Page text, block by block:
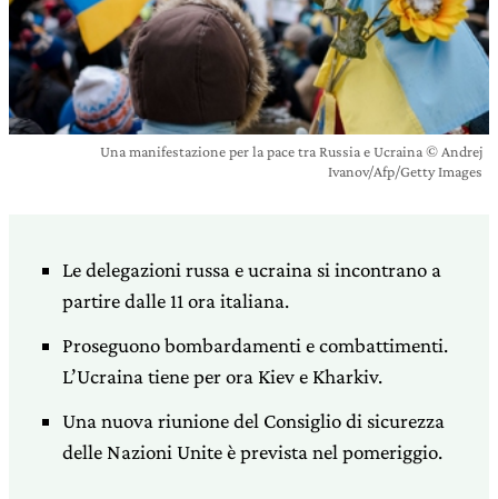
Una manifestazione per la pace tra Russia e Ucraina © Andrej
Ivanov/Afp/Getty Images
Le delegazioni russa e ucraina si incontrano a
partire dalle 11 ora italiana.
Proseguono bombardamenti e combattimenti.
L’Ucraina tiene per ora Kiev e Kharkiv.
Una nuova riunione del Consiglio di sicurezza
delle Nazioni Unite è prevista nel pomeriggio.